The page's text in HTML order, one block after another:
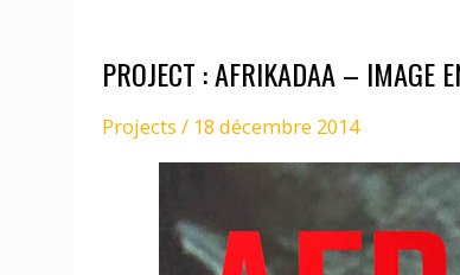
PROJECT : AFRIKADAA – IMAGE
Projects / 18 décembre 2014